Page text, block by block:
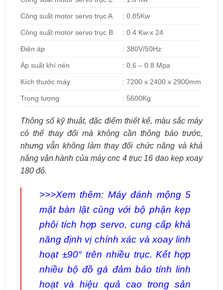
Công suất motor servo trục A : 0.85Kw
Công suất motor servo trục B : 0.4 Kw x 24
Điện áp : 380V/50Hz
Áp suất khí nén : 0.6 – 0.8 Mpa
Kích thước máy : 7200 x 2400 x 2900mm
Trọng lượng : 5600Kg
Thông số kỹ thuật, đặc điểm thiết kế, màu sắc máy
có thể thay đổi mà không cần thông báo trước,
nhưng vẫn không làm thay đổi chức năng và khả
năng vận hành của máy cnc 4 trục 16 dao kẹp xoay
180 độ.
>>>Xem thêm: Máy đánh mộng 5
mặt bàn lậtcùng với bộ phận kẹp
phôi tích hợp servo, cung cấp khả
năng định vị chính xác và xoay linh
hoạt ±90° trên nhiều trục. Kết hợp
nhiều bộ đồ gá đảm bảo tính linh
hoạt và hiệu quả cao trong sản